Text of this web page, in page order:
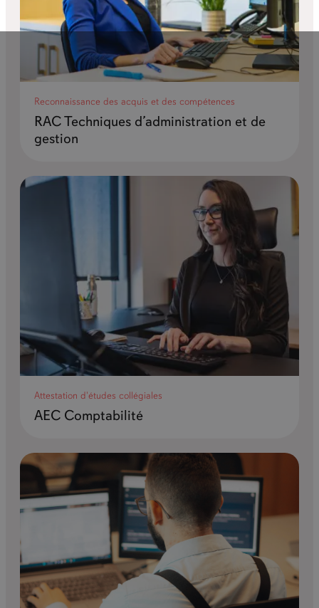
Reconnaissance des acquis et des compétences
RAC Techniques d’administration et de
gestion
Attestation d'études collégiales
AEC Comptabilité